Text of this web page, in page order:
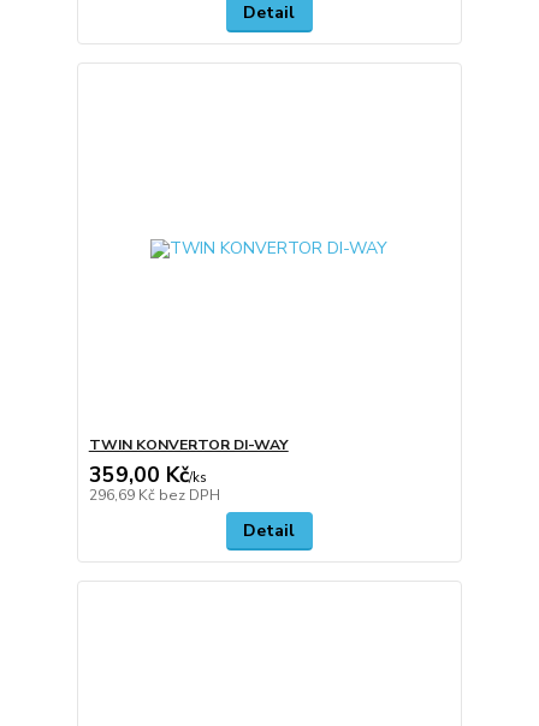
Detail
TWIN KONVERTOR DI-WAY
359,00 Kč/ks
296,69 Kč bez DPH
Detail